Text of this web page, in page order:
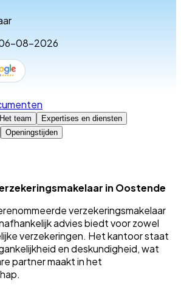
08-2026
Het team
Expertises en diensten
Openingstijden
in Oostende
verzekeringsmakelaar
advies biedt voor zowel
verzekeringen. Het kantoor staat
en deskundigheid, wat
partner maakt in het